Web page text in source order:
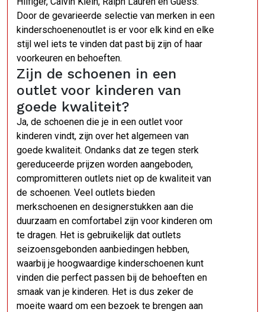
Door de gevarieerde selectie van merken in een
kinderschoenenoutlet is er voor elk kind en elke
stijl wel iets te vinden dat past bij zijn of haar
voorkeuren en behoeften.
Zijn de schoenen in een
outlet voor kinderen van
goede kwaliteit?
Ja, de schoenen die je in een outlet voor
kinderen vindt, zijn over het algemeen van
goede kwaliteit. Ondanks dat ze tegen sterk
gereduceerde prijzen worden aangeboden,
compromitteren outlets niet op de kwaliteit van
de schoenen. Veel outlets bieden
merkschoenen en designerstukken aan die
duurzaam en comfortabel zijn voor kinderen om
te dragen. Het is gebruikelijk dat outlets
seizoensgebonden aanbiedingen hebben,
waarbij je hoogwaardige kinderschoenen kunt
vinden die perfect passen bij de behoeften en
smaak van je kinderen. Het is dus zeker de
moeite waard om een bezoek te brengen aan